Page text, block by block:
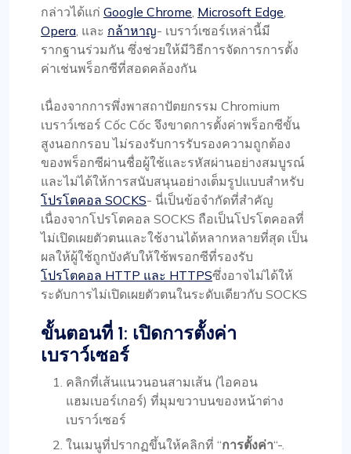
กล่าวได้แก่ Google Chrome, Microsoft Edge,
Opera, และ กล้าหาญ- เบราว์เซอร์เหล่านี้มี
รากฐานร่วมกัน ซึ่งช่วยให้มีวิธีการจัดการการตั้ง
ค่าเช่นพร็อกซีที่สอดคล้องกัน
เนื่องจากการพึ่งพาสถาปัตยกรรม Chromium
เบราว์เซอร์ Cốc Cốc จึงขาดการตั้งค่าพร็อกซีขั้น
สูงนอกกรอบ ไม่รองรับการรับรองความถูกต้อง
ของพร็อกซีผ่านชื่อผู้ใช้และรหัสผ่านอย่างสมบูรณ์
และไม่ได้ให้การสนับสนุนอย่างเต็มรูปแบบสำหรับ
โปรโตคอล SOCKS- นี่เป็นข้อจำกัดที่สำคัญ
เนื่องจากโปรโตคอล SOCKS ถือเป็นโปรโตคอลที่
ไม่เปิดเผยตัวตนและใช้งานได้หลากหลายที่สุด เป็น
ผลให้ผู้ใช้ถูกบังคับให้ใช้พรอกซีที่รองรับ
โปรโตคอล HTTP และ HTTPSซึ่งอาจไม่ได้ให้
ระดับการไม่เปิดเผยตัวตนในระดับเดียวกับ SOCKS
ขั้นตอนที่ 1: เปิดการตั้งค่า
เบราว์เซอร์
คลิกที่เส้นแนวนอนสามเส้น (ไอคอน
แฮมเบอร์เกอร์) ที่มุมขวาบนของหน้าต่าง
เบราว์เซอร์
ในเมนูที่ปรากฏขึ้นให้คลิกที่ “การตั้งค่า“-.